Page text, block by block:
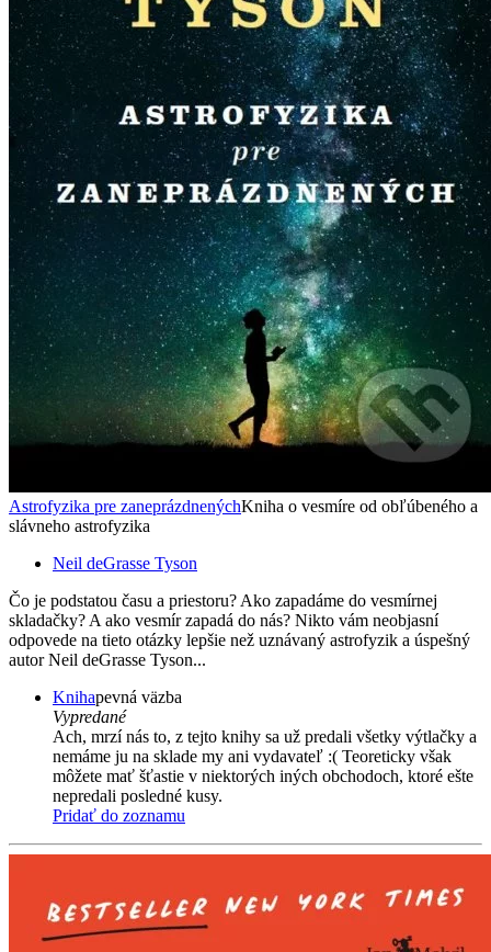
Astrofyzika pre zaneprázdnenýchKniha o vesmíre od obľúbeného a
slávneho astrofyzika
Neil deGrasse Tyson
Čo je podstatou času a priestoru? Ako zapadáme do vesmírnej
skladačky? A ako vesmír zapadá do nás? Nikto vám neobjasní
odpovede na tieto otázky lepšie než uznávaný astrofyzik a úspešný
autor Neil deGrasse Tyson...
Knihapevná väzba
Vypredané
Ach, mrzí nás to, z tejto knihy sa už predali všetky výtlačky a
nemáme ju na sklade my ani vydavateľ :( Teoreticky však
môžete mať šťastie v niektorých iných obchodoch, ktoré ešte
nepredali posledné kusy.
Pridať do zoznamu